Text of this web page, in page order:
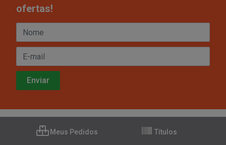
ofertas!
Meus Pedidos Títulos